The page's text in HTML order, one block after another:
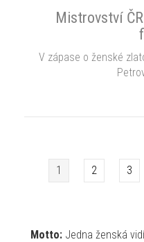
Mistrovství
V zápase o ženské
1 2 3
Motto: Jedna ženská